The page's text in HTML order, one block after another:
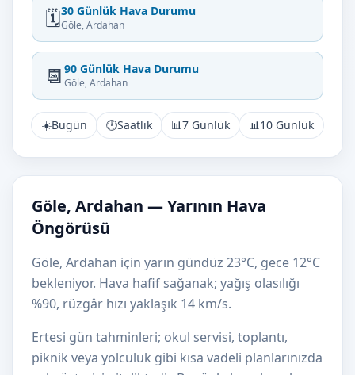
🗓️30 Günlük Hava Durumu
Göle, Ardahan
📆 90 Günlük Hava Durumu
Göle, Ardahan
☀️Bugün 🕐Saatlik 📊7 Günlük 📊10 Günlük
Göle, Ardahan — Yarının Hava
Öngörüsü
Göle, Ardahan için yarın gündüz 23°C, gece 12°C
bekleniyor. Hava hafif sağanak; yağış olasılığı
%90, rüzgâr hızı yaklaşık 14 km/s.
Ertesi gün tahminleri; okul servisi, toplantı,
piknik veya yolculuk gibi kısa vadeli planlarınızda